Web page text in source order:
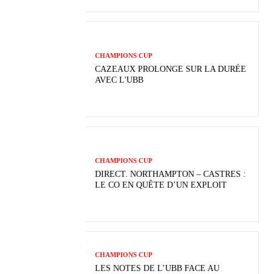
CHAMPIONS CUP
CAZEAUX PROLONGE SUR LA DURÉE
AVEC L'UBB
CHAMPIONS CUP
DIRECT. NORTHAMPTON – CASTRES :
LE CO EN QUÊTE D’UN EXPLOIT
CHAMPIONS CUP
LES NOTES DE L’UBB FACE AU